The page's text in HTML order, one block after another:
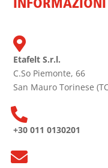
INFORMAZIONI

Etafelt S.r.l.
C.So Piemonte, 66
San Mauro Torinese

+30 011 0130201
